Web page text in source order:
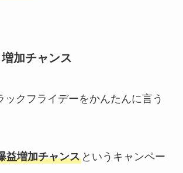
加チャンス
ックフライデーをかんたんに言う
益増加チャンスというキャンペー